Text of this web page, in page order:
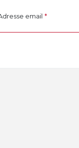
email *